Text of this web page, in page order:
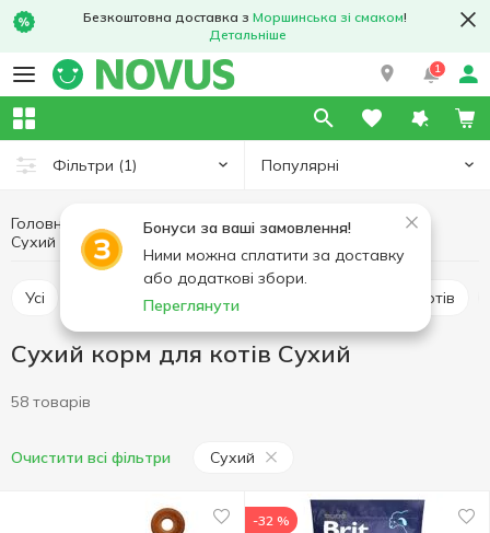
Безкоштовна доставка з Моршинська зі смаком!
Детальніше
1
Фільтри (1) Популярні
Бонуси за ваші замовлення!
Ними можна сплатити за доставку
або додаткові збори.
Переглянути
Головна Товари для тварин
Корм для котів
Сухий корм для котів
Усі Сухий корм для котів Вологий корм для котів
Сухий корм для котів Сухий
58 товарів
Очистити всі фільтри Сухий
-32 %